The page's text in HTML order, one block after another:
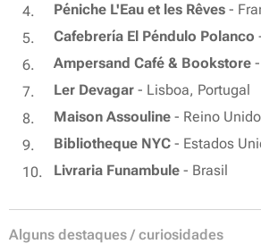
Péniche L'Eau et les Rêves -
Cafebrería El Péndulo Polanco
Ampersand Café & Bookstore
Ler Devagar - Lisboa, Portugal
Maison Assouline - Reino Unido
Bibliotheque NYC - Estados
Livraria Funambule - Brasil
Alguns destaques / curiosidades